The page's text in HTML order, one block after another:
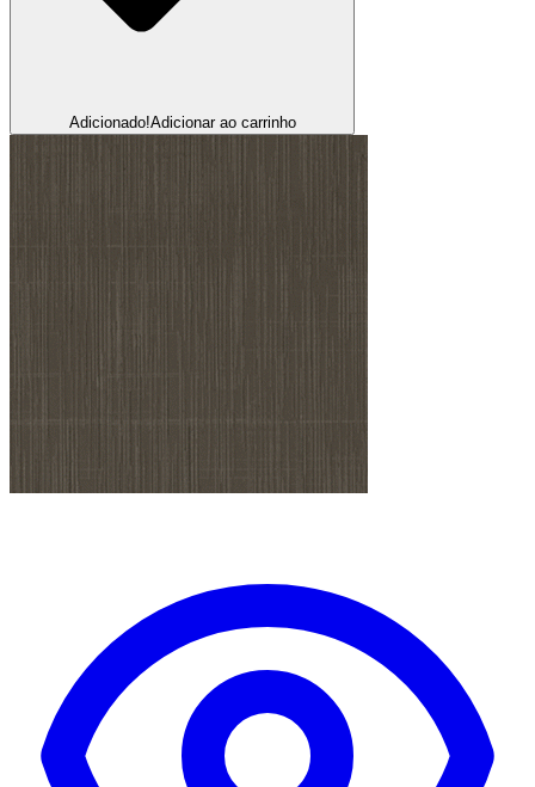
Adicionado!Adicionar ao carrinho